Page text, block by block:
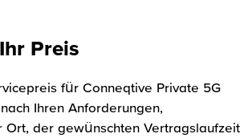
Preis
für Conneqtive Private 5G
Ihren Anforderungen,
Ort, der gewünschten Vertragslaufzeit